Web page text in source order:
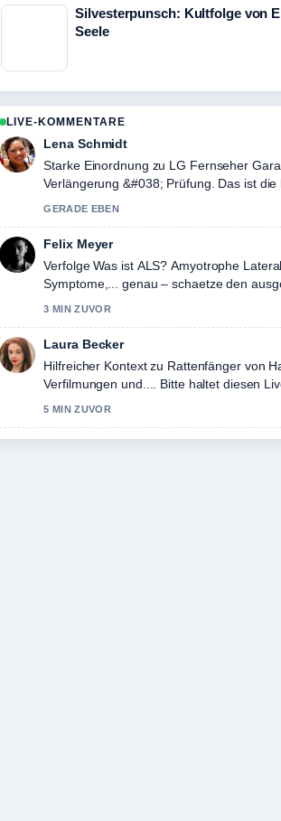
Silvesterpunsch: Kultfolge von
Seele
LIVE-KOMMENTARE
Lena Schmidt
Starke Einordnung zu LG Fernseher
Verlängerung &#038; Prüfung. Das ist die
GERADE EBEN
Felix Meyer
Verfolge Was ist ALS? Amyotrophe
Symptome,... genau – schaetze den
3 MIN ZUVOR
Laura Becker
Hilfreicher Kontext zu Rattenfänger von
Verfilmungen und.... Bitte haltet diesen
5 MIN ZUVOR